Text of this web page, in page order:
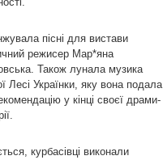
пісні для вистави
режисер Мар*яна
Також лунала музика
Лесі Українки, яку вона подала
у кінці своєї драми-
курбасівці виконали